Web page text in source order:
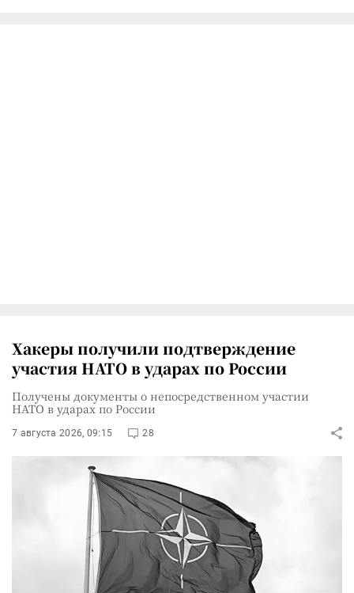
Хакеры получили подтверждение
участия НАТО в ударах по России
Получены документы о непосредственном участии
НАТО в ударах по России
7 августа 2026, 09:15 28